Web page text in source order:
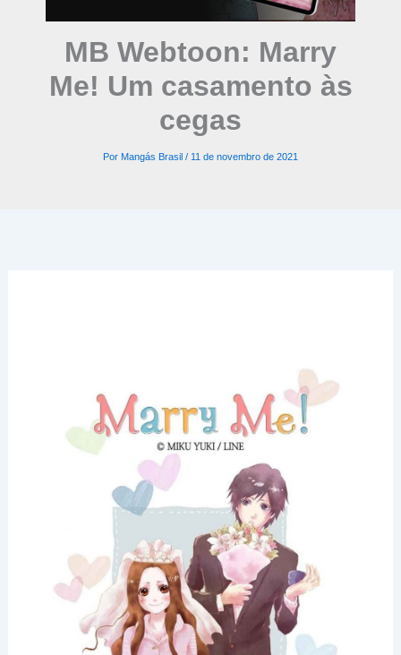
MB Webtoon: Marry
Me! Um casamento às
cegas
Por Mangás Brasil / 11 de novembro de 2021